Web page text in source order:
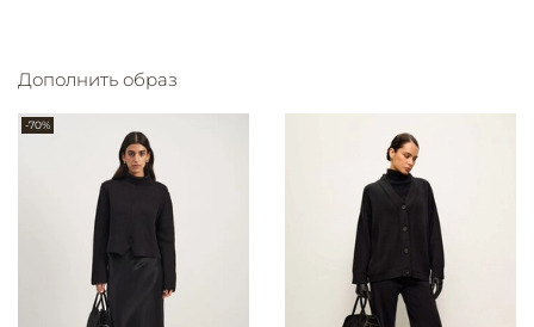
Дополнить образ
-70%